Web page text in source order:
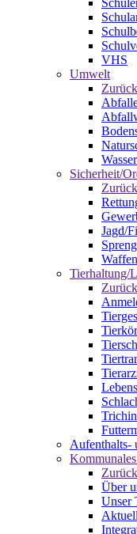
VHS
Umwelt
Sicherheit/
Jagd/
Tierhaltung/
Aufenthalts-
Über
Unser